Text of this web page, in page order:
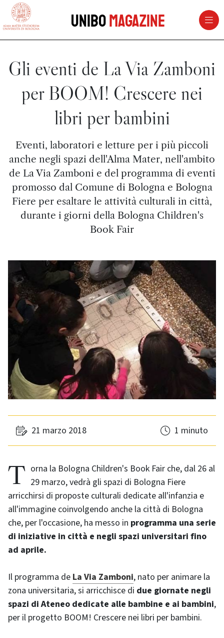
vai al contenuto della pagina
UniboMagazine
Gli eventi de La Via Zamboni
per BOOM! Crescere nei
libri per bambini
Eventi, laboratori e letture per i più piccoli
anche negli spazi dell'Alma Mater, nell'ambito
de La Via Zamboni e del programma di eventi
promosso dal Comune di Bologna e Bologna
Fiere per esaltare le attività culturali in città,
durante i giorni della Bologna Children's
Book Fair
21 marzo 2018 1 minuto
Torna la Bologna Children's Book Fair che, dal 26 al 29 marzo, vedrà gli spazi di Bologna Fiere
arricchirsi di proposte culturali dedicate all'infanzia e
all'immagine coinvolgendo anche la città di Bologna
che, per l'occasione, ha messo in programma una serie
di iniziative in città e negli spazi universitari fino
ad aprile.
Il programma de La Via Zamboni, nato per animare la
zona universitaria, si arricchisce di due giornate negli
spazi di Ateneo dedicate alle bambine e ai bambini,
per il progetto BOOM! Crescere nei libri per bambini.